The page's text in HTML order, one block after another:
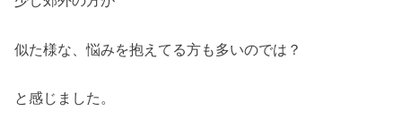
似た様な、悩みを抱えてる方も多いのでは？
と感じました。